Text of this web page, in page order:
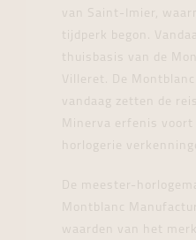
van Saint-Imier,
tijdperk begon.
thuisbasis van de
Villeret. De
vandaag zetten de
Minerva erfenis
horlogerie
De meester-
Montblanc
waarden van het